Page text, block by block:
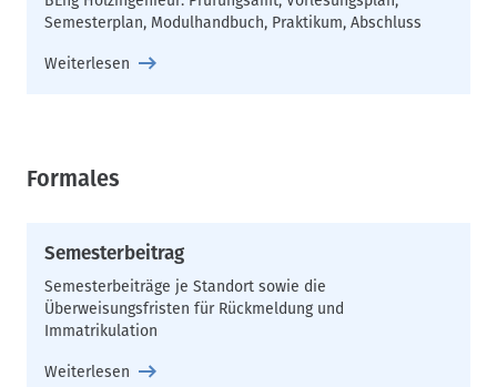
Semesterplan, Modulhandbuch, Praktikum, Abschluss
Weiterlesen
Formales
Semesterbeitrag
Semesterbeiträge je Standort sowie die
Überweisungsfristen für Rückmeldung und
Immatrikulation
Weiterlesen